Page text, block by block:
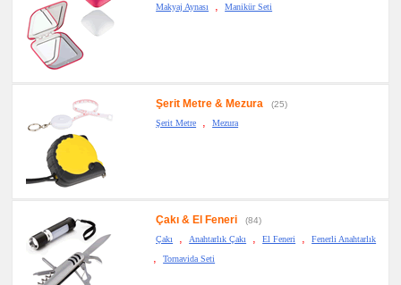
Makyaj Aynası
Manikür Seti
Şerit Metre & Mezura
(25)
Şerit Metre
Mezura
Çakı & El Feneri
(84)
Çakı
Anahtarlık Çakı El Feneri Fenerli Anahtarlık
Tornavida Seti